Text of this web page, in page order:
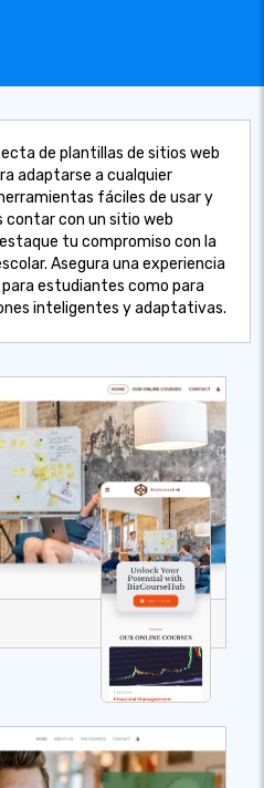
de plantillas de sitios web
adaptarse a cualquier
fáciles de usar y
contar con un sitio web
tu compromiso con la
Asegura una experiencia
estudiantes como para
inteligentes y adaptativas.